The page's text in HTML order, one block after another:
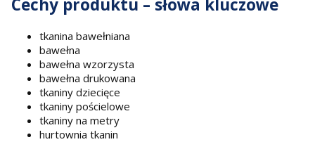
Cechy produktu – słowa kluczowe
tkanina bawełniana
bawełna
bawełna wzorzysta
bawełna drukowana
tkaniny dziecięce
tkaniny pościelowe
tkaniny na metry
hurtownia tkanin